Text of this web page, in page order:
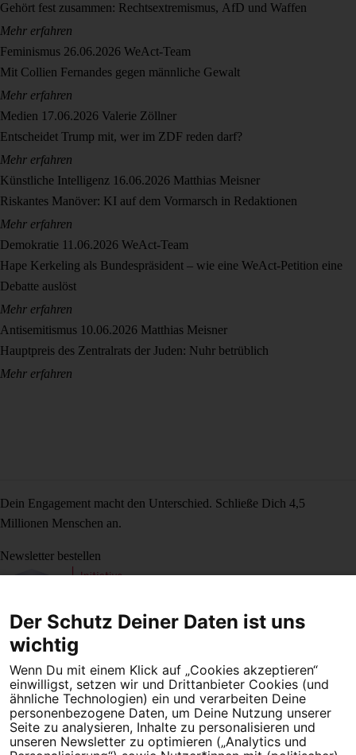
Gehört fest zusammen: Rechtsextremismus, AfD und Waffen
Mehr erfahren
Feminismus 26.06.2026 WeAct-Team
Mit Collien Fernandes gegen männliche Gewalt
Mehr erfahren
Medien 17.06.2026 Valerie Zöllner
Entscheidet Trump mit, wer im ZDF reden darf?
Mehr erfahren
Künstliche Intelligenz 16.06.2026 Matthias Meisner
Riskantes Manöver: KI auf dem Vormarsch in Redaktionen
Mehr erfahren
Demokratie 11.06.2026 WeAct-Team
Hape Kerkeling als Bundespräsident – wie eine WeAct-Petition eine
Debatte auslöst
Mehr erfahren
Antisemitismus 10.06.2026 Matthias Meisner
Hauptpreis des Zentralrats der Juden: Nuhr betrüblich
Mehr erfahren
Dein Engagement macht den Unterschied. Schließe Dich 4,5
Millionen Menschen an.
Newsletter bestellen
Campact e.V.
IBAN DE95 2‍5‍1‍2 0‍5‍1‍0 6‍9‍8‍0 0‍0‍0‍0 0‍0
SozialBank
Direkt online spenden
Newsletter Hilfe und
FAQKontaktDatenschutzImpressumCookie Einstellungen
Der Schutz Deiner Daten ist uns
wichtig
Wenn Du mit einem Klick auf „Cookies akzeptieren“
einwilligst, setzen wir und Drittanbieter Cookies (und
ähnliche Technologien) ein und verarbeiten Deine
personenbezogene Daten, um Deine Nutzung unserer
Seite zu analysieren, Inhalte zu personalisieren und
unseren Newsletter zu optimieren („Analytics und